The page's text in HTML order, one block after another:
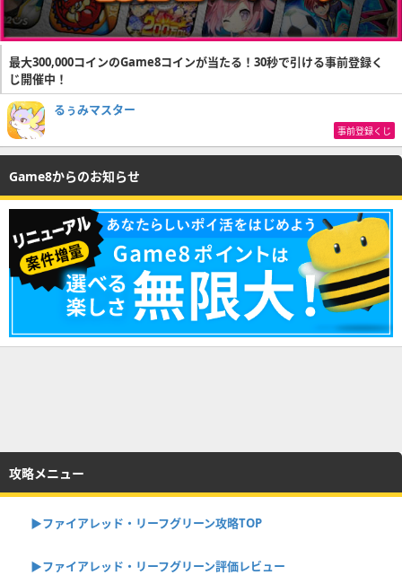
最大300,000コインのGame8コインが当たる！30秒で引ける事前登録く
じ開催中！
るぅみマスター
事前登録くじ
Game8からのお知らせ
攻略メニュー
▶︎ファイアレッド・リーフグリーン攻略TOP
▶︎ファイアレッド・リーフグリーン評価レビュー